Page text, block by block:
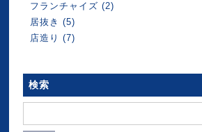
フランチャイズ (2)
居抜き (5)
店造り (7)
検索
索: